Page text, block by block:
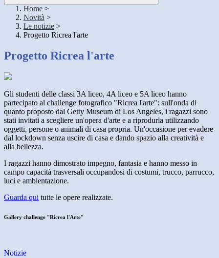
Home >
Novità >
Le notizie >
Progetto Ricrea l'arte
Progetto Ricrea l'arte
Gli studenti delle classi 3A liceo, 4A liceo e 5A liceo hanno
partecipato al challenge fotografico "Ricrea l'arte": sull'onda di
quanto proposto dal Getty Museum di Los Angeles, i ragazzi sono
stati invitati a scegliere un'opera d'arte e a riprodurla utilizzando
oggetti, persone o animali di casa propria. Un'occasione per evadere
dal lockdown senza uscire di casa e dando spazio alla creatività e
alla bellezza.
I ragazzi hanno dimostrato impegno, fantasia e hanno messo in
campo capacità trasversali occupandosi di costumi, trucco, parrucco,
luci e ambientazione.
Guarda qui tutte le opere realizzate.
Gallery challenge "Ricrea l'Arte"
Notizie